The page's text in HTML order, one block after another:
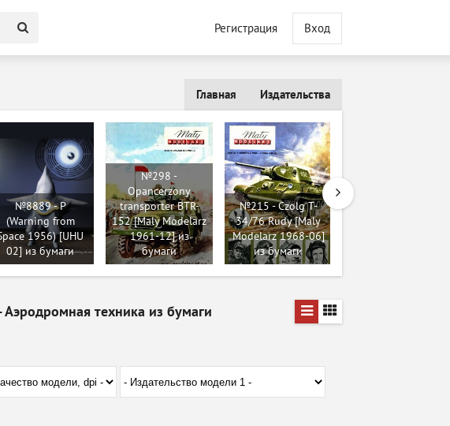
Регистрация Вход
Издательства
Главная
№8889 - P
(Warning from
1956) [UHU
02] из бумаги
№298 -
Opancerzony
transporter BTR-
152 [Maly Modelarz
1961-12] из
бумаги
№215 - Czolg T-
34/76 Rudy [Maly
Modelarz 1968-06]
из бумаги
№8744 - ВАЗ-2108,
техника из бумаги